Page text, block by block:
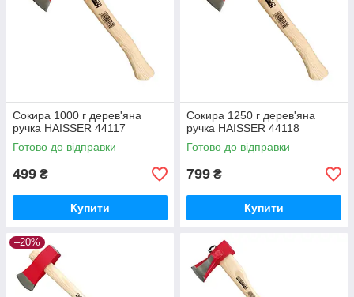
Сокира 1000 г дерев'яна
ручка HAISSER 44117
Готово до відправки
499 ₴
Купити
Сокира 1250 г дерев'яна
ручка HAISSER 44118
Готово до відправки
799 ₴
Купити
–20%